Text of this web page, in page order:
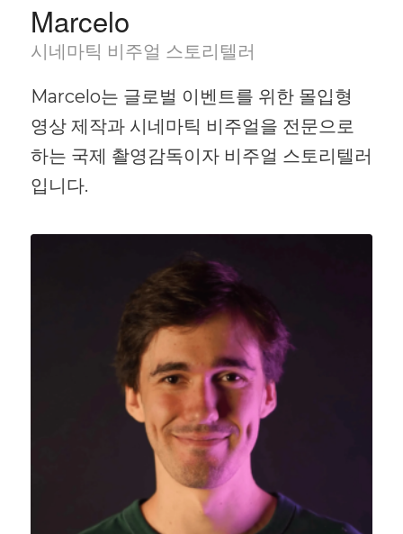
Marcelo
시네마틱 비주얼 스토리텔러
Marcelo는 글로벌 이벤트를 위한 몰입형
영상 제작과 시네마틱 비주얼을 전문으로
하는 국제 촬영감독이자 비주얼 스토리텔러
입니다.